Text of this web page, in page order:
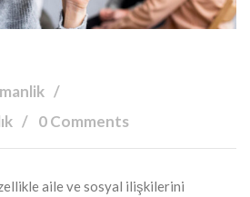
0 Comments
aile ve sosyal ilişkilerini